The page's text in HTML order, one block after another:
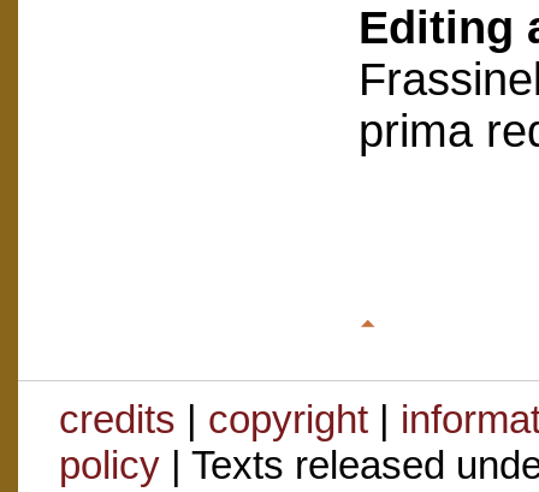
Editing
prima
credits | copyright|
policy| Texts released